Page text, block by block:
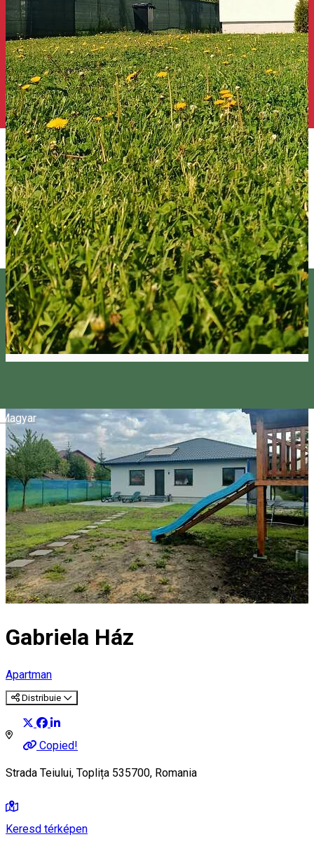
Magyar
Gabriela Ház
Apartman
Distribuie
Copied!
Strada Teiului, Toplița 535700, Romania
Keresd térképen